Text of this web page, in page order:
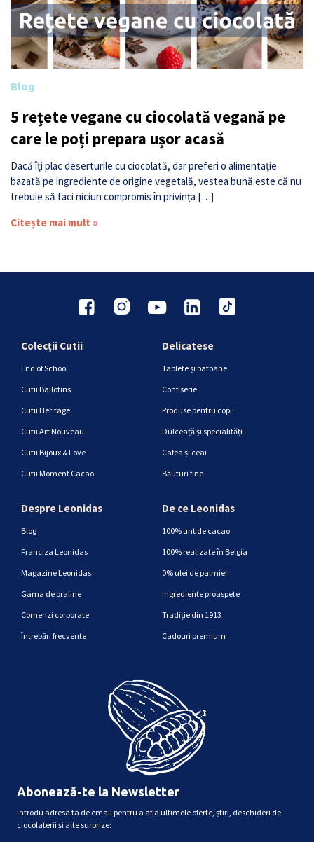
Blog
5 rețete vegane cu ciocolată vegană pe
care le poți prepara ușor acasă
Dacă îți plac deserturile cu ciocolată, dar preferi o alimentație
bazată pe ingrediente de origine vegetală, vestea bună este că nu
trebuie să faci niciun compromis în privința […]
Citește mai mult »
Colecții Cutii
End of School
Cutii Ballotins
Cutii Heritage
Cutii Art Nouveau
Cutii Bijoux & Love
Cutii Moment Cacao
Delicatese
Tablete și batoane
Confiserie
Produse pentru copii
Dulceață și specialități
Cafea și ceai
Băuturi fine
Despre Leonidas
Blog
Franciza Leonidas
Magazine Leonidas
Gama de praline
Comenzi corporate
Întrebări frecvente
De ce Leonidas
100% unt de cacao
100% realizate în Belgia
0% ulei de palmier
Ingrediente proaspete
Tradiție din 1913
Cadouri premium
Abonează-te la Newsletter
Introdu adresa ta de email pentru a afla ultimele oferte, știri, deschideri de
ciocolaterii și alte surprize: